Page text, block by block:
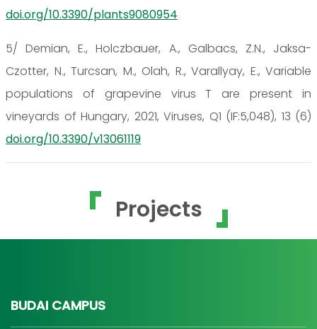
doi.org/10.3390/plants9080954
5/ Demian, E., Holczbauer, A., Galbacs, Z.N., Jaksa-
Czotter, N., Turcsan, M., Olah, R., Varallyay, E., Variable
populations of grapevine virus T are present in
vineyards of Hungary, 2021, Viruses, Q1 (IF:5,048), 13 (6)
doi.org/10.3390/v13061119
Projects
BUDAI CAMPUS